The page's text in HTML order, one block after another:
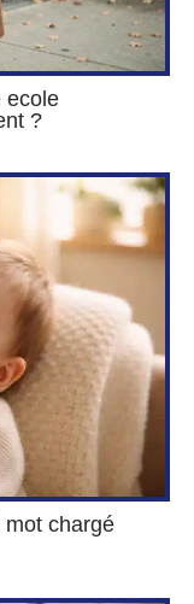
ecole
?
mot chargé